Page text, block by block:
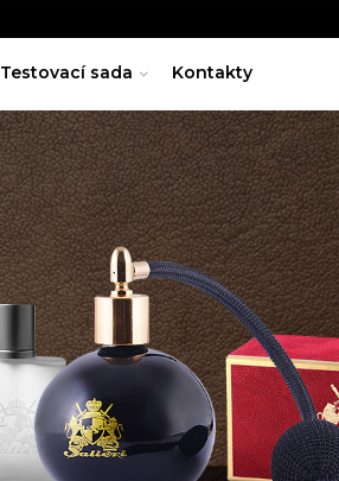
Testovací sada Kontakty